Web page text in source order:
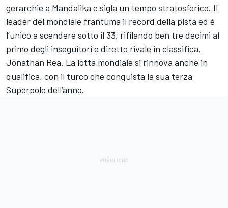
gerarchie a Mandalika e sigla un tempo stratosferico. Il
leader del mondiale frantuma il record della pista ed è
l’unico a scendere sotto il 33, rifilando ben tre decimi al
primo degli inseguitori e diretto rivale in classifica,
Jonathan Rea. La lotta mondiale si rinnova anche in
qualifica, con il turco che conquista la sua terza
Superpole dell’anno.